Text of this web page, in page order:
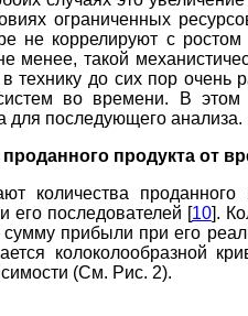
ограниченных
не коррелируют с ростом
менее, такой
технику до сих пор очень
во времени. В
для последующего анализа.
проданного продукта от
количества
его последователей [10].
сумму прибыли при его
колоколообразной
(См. Рис. 2).